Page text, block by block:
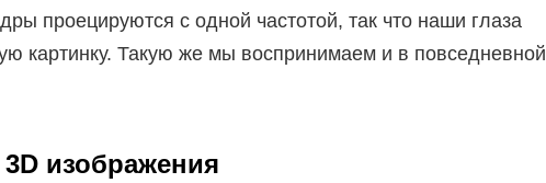
проецируются с одной частотой, так что наши глаза
картинку. Такую же мы воспринимаем и в повседневной
изображения